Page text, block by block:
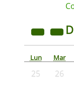
Lun Mar
25 26